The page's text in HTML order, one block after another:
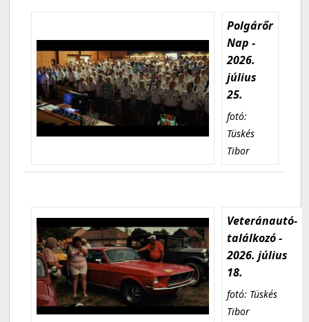
Polgárőr
Nap -
2026.
július
25.
fotó:
Tüskés
Tibor
Veteránautó-
találkozó -
2026. július
18.
fotó: Tüskés
Tibor